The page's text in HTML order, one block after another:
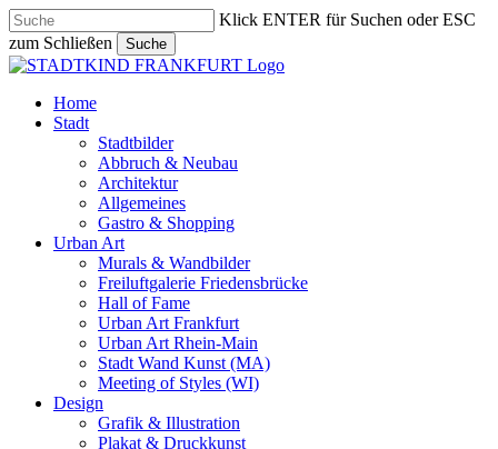
Skip
to
main
content
Klick ENTER für Suchen oder ESC
zum Schließen
Suche
Close
search
Menu
Home
Stadt
Stadtbilder
Abbruch & Neubau
Architektur
Allgemeines
Gastro & Shopping
Urban Art
Murals & Wandbilder
Freiluftgalerie Friedensbrücke
Hall of Fame
Urban Art Frankfurt
Urban Art Rhein-Main
Stadt Wand Kunst (MA)
Meeting of Styles (WI)
Design
Grafik & Illustration
Plakat & Druckkunst